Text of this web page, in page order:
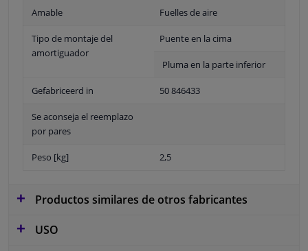
Amable Fuelles de aire
Tipo de montaje del
amortiguador
Puente en la cima
Pluma en la parte inferior
Gefabriceerd in 50 846433
Se aconseja el reemplazo
por pares
Peso [kg] 2,5
Productos similares de otros fabricantes
USO